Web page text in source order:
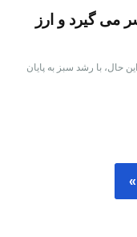
می گیرد و ارز
حال، با رشد سبز به پایان
»